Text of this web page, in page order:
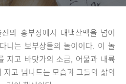
의 흥부장에서 태백산맥을 넘어
니는 보부상들의 놀이이다. 이 놀
지고 바닷가의 소금, 어물과 내륙
고 넘나드는 모습과 그들의 삶의